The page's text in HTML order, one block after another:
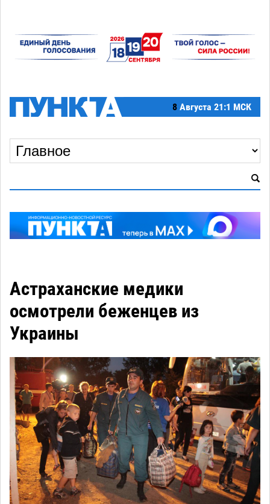
8 Августа 21:1 МСК
Астраханские медики
осмотрели беженцев из
Украины